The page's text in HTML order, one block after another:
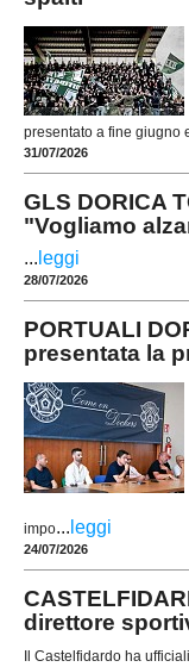
presentato a fine giugno
31/07/2026
GLS DORICA
"Vogliamo
... leggi
28/07/2026
PORTUALI
presentata la
impo... leggi
24/07/2026
direttore
Il Castelfidardo ha